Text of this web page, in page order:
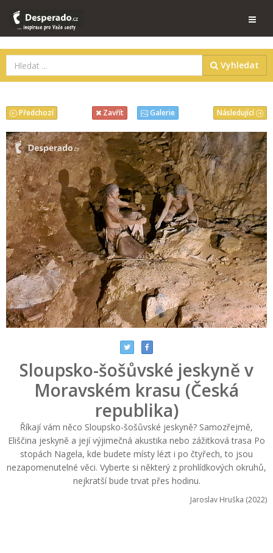
Vyhledat
Následující
Předchozí Zavřít Galerie
Sloupsko-šošůvské jeskyně v
Moravském krasu (Česká
republika)
Říkají vám něco Sloupsko-šošůvské jeskyně? Samozřejmě,
Eliščina jeskyně a její výjimečná akustika nebo zážitková trasa Po
stopách Nagela, kde budete místy lézt i po čtyřech, to jsou
nezapomenutelné věci. Vyberte si některý z prohlídkových okruhů,
nejkratší bude trvat přes hodinu.
Jaroslav Hruška (2022)